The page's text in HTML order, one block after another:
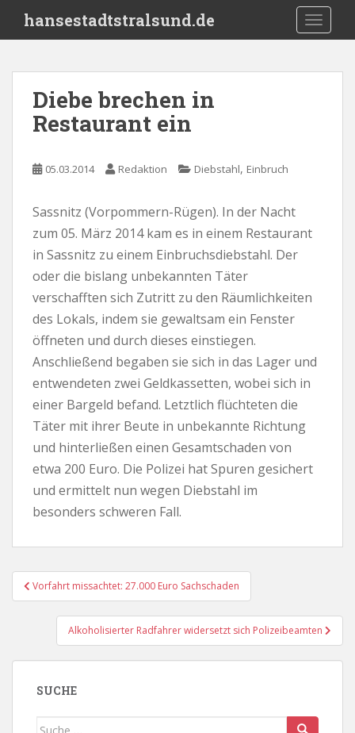
i
hansestadtstralsund.de
Diebe brechen in
Restaurant ein
05.03.2014 Redaktion Diebstahl, Einbruch
Sassnitz (Vorpommern-Rügen). In der Nacht
zum 05. März 2014 kam es in einem Restaurant
in Sassnitz zu einem Einbruchsdiebstahl. Der
oder die bislang unbekannten Täter
verschafften sich Zutritt zu den Räumlichkeiten
des Lokals, indem sie gewaltsam ein Fenster
öffneten und durch dieses einstiegen.
Anschließend begaben sie sich in das Lager und
entwendeten zwei Geldkassetten, wobei sich in
einer Bargeld befand. Letztlich flüchteten die
Täter mit ihrer Beute in unbekannte Richtung
und hinterließen einen Gesamtschaden von
etwa 200 Euro. Die Polizei hat Spuren gesichert
und ermittelt nun wegen Diebstahl im
besonders schweren Fall.
Beitragsnavigation
Vorfahrt missachtet: 27.000 Euro Sachschaden
Alkoholisierter Radfahrer widersetzt sich Polizeibeamten
SUCHE
Suche